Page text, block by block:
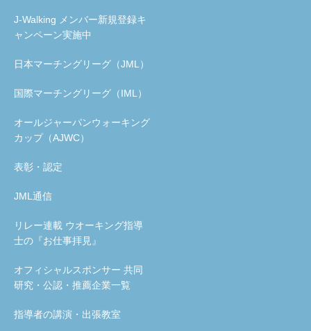
J-Walking メンバー新規登録キ
ャンペーン実施中
日本マーチングリーグ（JML）
国際マーチングリーグ（IML）
オールジャーパンウォーキング
カップ（AJWC）
表彰・認定
JML通信
リレー連載 ウオーキング指導
士の『お仕事拝見』
オフィシャルスポンサー 共同
研究・公認・推薦企業一覧
指導者の講演・出張教室